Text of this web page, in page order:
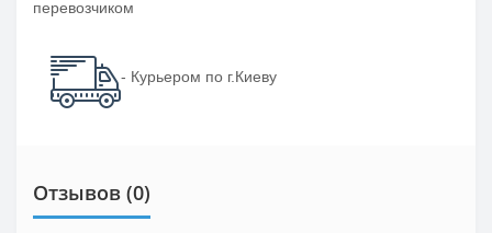
перевозчиком
- Курьером по г.Киеву
Отзывов (0)